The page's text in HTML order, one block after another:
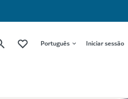
Português Iniciar sessão